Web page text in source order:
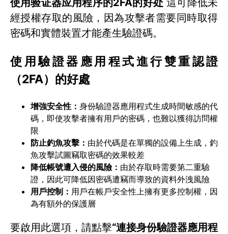
使用验证器应用程序的2FA的好处這可降低未
經授權存取的風險，因為攻擊者需要同時取得
密碼和實體裝置才能產生驗證碼。
使用驗證器應用程式進行雙重認證
（2FA）的好處
增強安全性： 身份驗證器應用程式生成時間敏感的代
碼，即使攻擊者擁有用戶的密碼，也難以獲得訪問權
限
防止釣魚攻擊： 由於代碼是在單獨的設備上生成，釣
魚攻擊試圖竊取密碼的效果較差
降低帳號遭入侵的風險： 由於存取時需要第二重驗
證，因此可降低因密碼遭竊而導致的資料外洩風險
用戶控制： 用戶在帳戶安全性上擁有更多控制權，因
為有額外的保護層
要啟用此選項，請點擊“連接身份驗證器應用程